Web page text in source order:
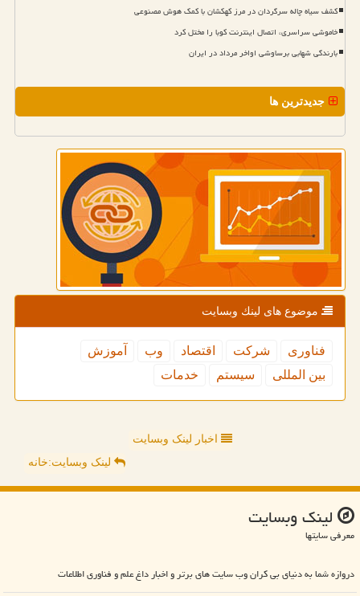
کشف سیاه چاله سرگردان در مرز کهکشان با کمک هوش مصنوعی
خاموشی سراسری، اتصال اینترنت کوبا را مختل کرد
بارندگی شهابی برساوشی اواخر مرداد در ایران
جدیدترین ها
موضوع های لینك وبسایت
فناوری شركت اقتصاد وب
آموزش
بین المللی
سیستم خدمات
اخبار لینک وبسایت
لینک وبسایت:خانه
لینك وبسایت
معرفی سایتها
دروازه شما به دنیای بی کران وب سایت های برتر و اخبار داغ علم و فناوری اطلاعات